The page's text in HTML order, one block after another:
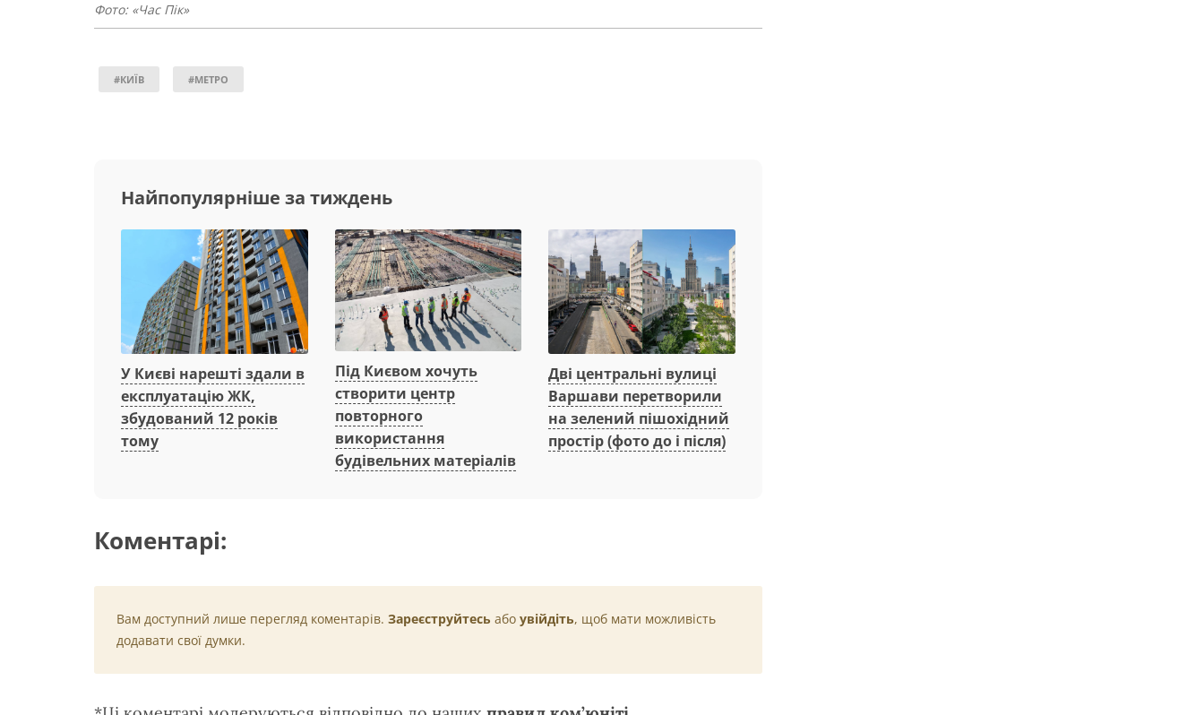
Фото: «Час Пік»
#КИЇВ #МЕТРО
Найпопулярніше за тиждень
У Києві нарешті здали в
експлуатацію ЖК,
збудований 12 років
тому
Під Києвом хочуть
створити центр
повторного
використання
будівельних матеріалів
Дві центральні вулиці
Варшави перетворили
на зелений пішохідний
простір (фото до і після)
Коментарі:
Вам доступний лише перегляд коментарів. Зареєструйтесь або увійдіть, щоб мати можливість
додавати свої думки.